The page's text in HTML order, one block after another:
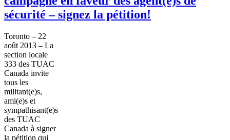
sécurité – signez la pétition!
Toronto – 22
août 2013 – La
section locale
333 des TUAC
Canada invite
tous les
militant(e)s,
ami(e)s et
sympathisant(e)s
des TUAC
Canada à signer
la pétition qui